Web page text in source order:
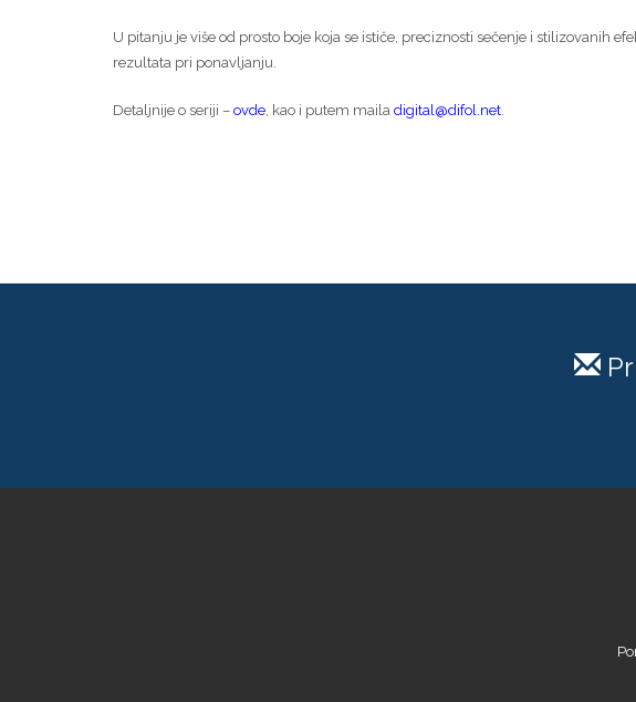
U pitanju je više od prosto boje koja se ističe, preciznosti sečenje i stilizovanih
rezultata pri ponavljanju.
Detaljnije o seriji – ovde , kao i putem maila digital@difol.net